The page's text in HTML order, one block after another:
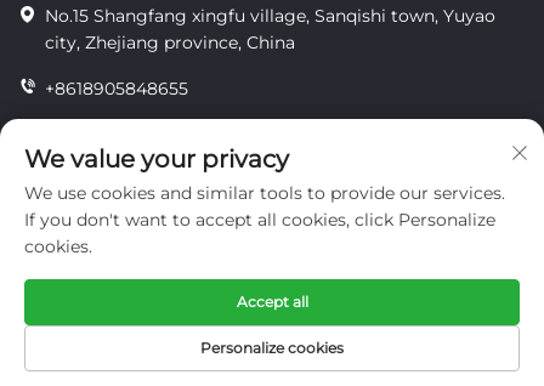
No.15 Shangfang xingfu village, Sanqishi town, Yuyao
city, Zhejiang province, China
+8618905848655
[email protected]
datenschutz
We value your privacy
We use cookies and similar tools to provide our services.
If you don't want to accept all cookies, click Personalize
cookies.
Personalize cookies
Accept all